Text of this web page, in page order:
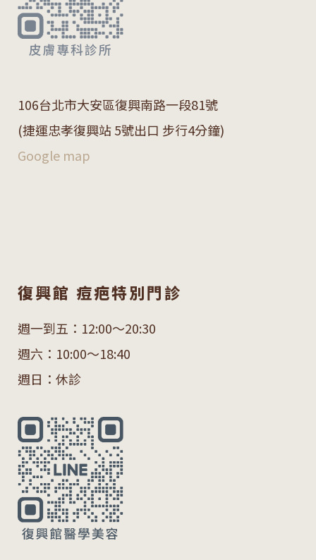
106台北市大安區復興南路一段81號
(捷運忠孝復興站 5號出口 步行4分鐘)
Google map
復興館 痘疤特別門診
週一到五：12:00～20:30
週六：10:00～18:40
週日：休診